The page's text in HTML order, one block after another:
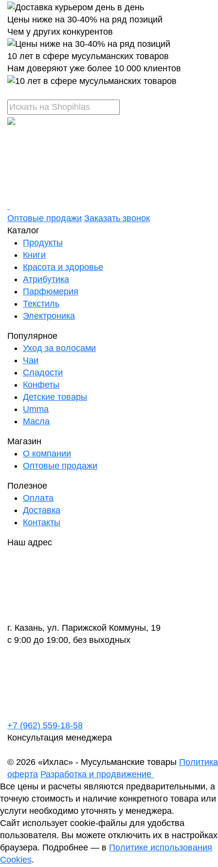
Цены ниже на 30-40% на ряд позиций
Чем у других конкурентов
10 лет в сфере мусульманских товаров
Нам доверяют уже более 10 000 клиентов
Оптовые продажи Заказать звонок
Каталог
Продукты
Книги
Красота и здоровье
Атрибутика
Парфюмерия
Текстиль
Электроника
Популярное
Уход за волосами
Чаи
Сладости
Конфеты
Детские товары
Umma
Масла
Магазин
О компании
Оптовые продажи
Полезное
Оплата
Доставка
Контакты
Наш адрес
г. Казань, ул. Парижской Коммуны, 19
с 9:00 до 19:00, без выходных
+7 (962) 559-18-58
Консультация менеджера
© 2026 «Ихлас» - Мусульманские товары
оферта Разработка и продвижение
Все цены и расчеты являются предварительными, а
точную стоимость и наличие конкретного товара или
услуги необходимо уточнять у менеджера.
Сайт использует cookie-файлы для удобства
пользователя. Вы можете отключить их в настройках
браузера. Подробнее — в Политике использования
Cookies.